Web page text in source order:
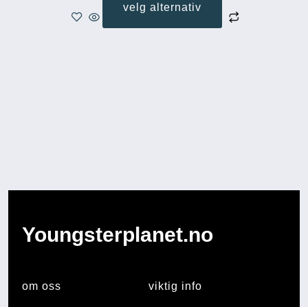
velg alternativ
Youngsterplanet.no
om oss viktig info